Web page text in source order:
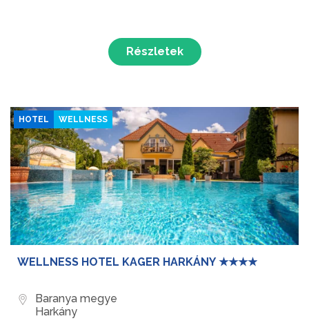
Részletek
HOTEL WELLNESS
WELLNESS HOTEL KAGER HARKÁNY ★★★★
Baranya megye
Harkány